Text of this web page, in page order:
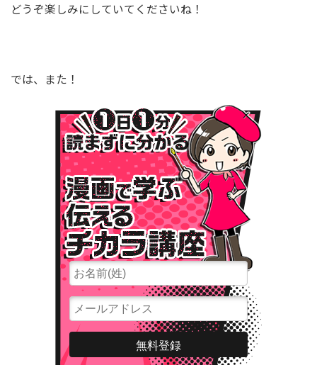
どうぞ楽しみにしていてくださいね！
では、また！